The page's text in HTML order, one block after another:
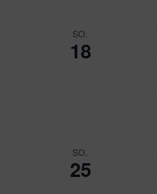
SO.
18
SO.
25